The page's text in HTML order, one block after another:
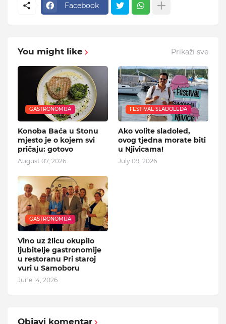
Facebook
You might like Prikaži sve
GASTRONOMIJA
Konoba Baća u Stonu
mjesto je o kojem svi
pričaju: gotovo
August 07, 2026
FESTIVAL SLADOLEDA
Ako volite sladoled,
ovog tjedna morate biti
u Njivicama!
July 09, 2026
GASTRONOMIJA
Vino uz žlicu okupilo
ljubitelje gastronomije
u restoranu Pri staroj
vuri u Samoboru
June 14, 2026
Objavi komentar